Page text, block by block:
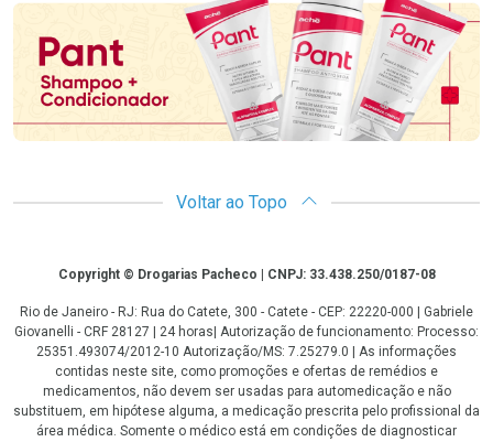
Voltar ao Topo
CopyrightCopyright © Drogarias Pacheco | CNPJ: 33.438.250/0187-08
Rio de Janeiro - RJ: Rua do Catete, 300 - Catete - CEP: 22220-000 | Gabriele
Giovanelli - CRF 28127 | 24 horas| Autorização de funcionamento: Processo:
25351.493074/2012-10 Autorização/MS: 7.25279.0 | As informações
contidas neste site, como promoções e ofertas de remédios e
medicamentos, não devem ser usadas para automedicação e não
substituem, em hipótese alguma, a medicação prescrita pelo profissional da
área médica. Somente o médico está em condições de diagnosticar